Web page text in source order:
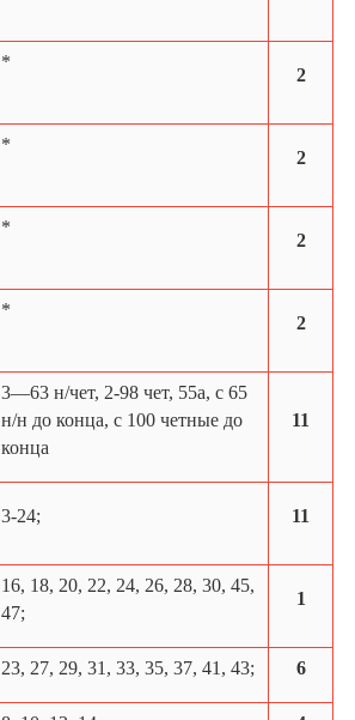
*
2
*
2
*
2
*
2
3—63 н/чет, 2-98 чет, 55а, с 65
н/н до конца, с 100 четные до
конца
11
3-24; 11
16, 18, 20, 22, 24, 26, 28, 30, 45,
47;
1
23, 27, 29, 31, 33, 35, 37, 41, 43; 6